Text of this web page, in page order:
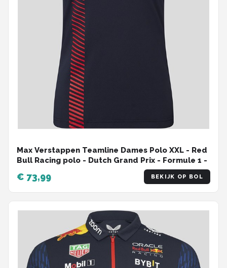
Max Verstappen Teamline Dames Polo XXL - Red
Bull Racing polo - Dutch Grand Prix - Formule 1 -
€ 73,99 BEKIJK OP BOL